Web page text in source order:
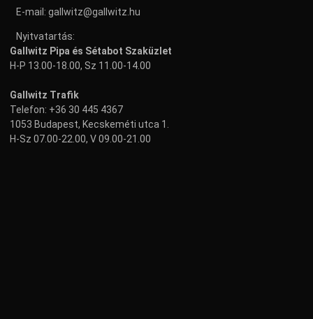
E-mail: gallwitz@gallwitz.hu
Nyitvatartás:
Gallwitz Pipa és Sétabot Szaküzlet
H-P 13.00-18.00, Sz 11.00-14.00
Gallwitz Trafik
Telefon: +36 30 445 4367
1053 Budapest, Kecskeméti utca 1.
H-Sz 07.00-22.00, V 09.00-21.00